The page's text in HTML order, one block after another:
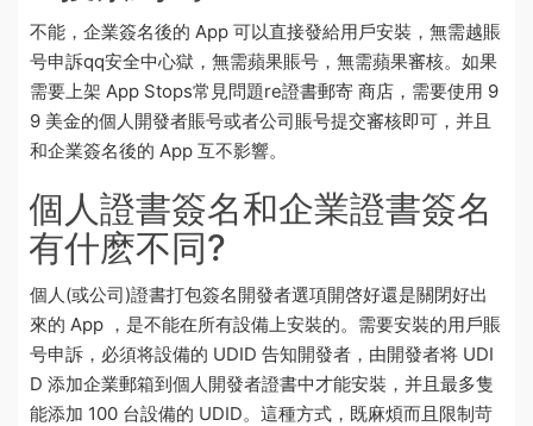
不能，企業簽名後的 App 可以直接發給用戶安裝，無需越賬
号申訴qq安全中心獄，無需蘋果賬号，無需蘋果審核。如果
需要上架 App Stops常見問題re證書郵寄 商店，需要使用 9
9 美金的個人開發者賬号或者公司賬号提交審核即可，并且
和企業簽名後的 App 互不影響。
個人證書簽名和企業證書簽名
有什麽不同?
個人(或公司)證書打包簽名開發者選項開啓好還是關閉好出
來的 App ，是不能在所有設備上安裝的。需要安裝的用戶賬
号申訴 ，必須将設備的 UDID 告知開發者，由開發者将 UDI
D 添加企業郵箱到個人開發者證書中才能安裝，并且最多隻
能添加 100 台設備的 UDID。這種方式，既麻煩而且限制苛